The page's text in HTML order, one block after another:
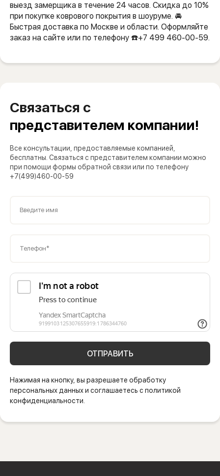
выезд замерщика в течение 24 часов. Скидка до 10%
при покупке коврового покрытия в шоуруме. 🚘
Быстрая доставка по Москве и области. Оформляйте
заказ на сайте или по телефону ☎️+7 499 460-00-59.
Связаться с
представителем компании!
Все консультации, предоставляемые компанией,
бесплатны. Связаться с представителем компании можно
при помощи формы обратной связи или по телефону
+7(499)460-00-59
Введите имя
Телефон*
ОТПРАВИТЬ
Нажимая на кнопку, вы разрешаете обработку
персональных данных и соглашаетесь с политикой
конфиденциальности.